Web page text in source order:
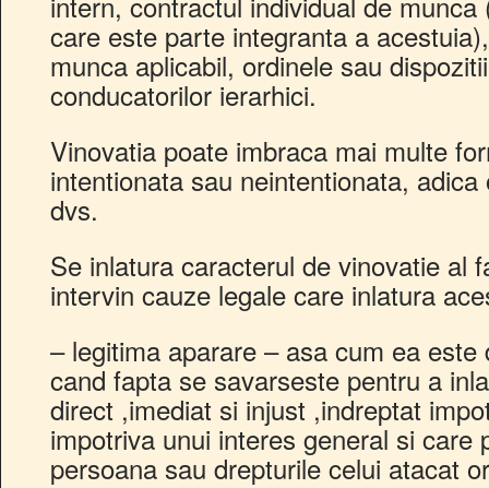
care este parte integranta a
munca aplicabil, ordinele sau
conducatorilor ierarhici.
Vinovatia poate imbraca mai multe
intentionata sau neintentionata,
dvs.
Se inlatura caracterul de vinovatie al
intervin cauze legale care inlatura
– legitima aparare – asa cum ea
cand fapta se savarseste pentru a
direct ,imediat si injust ,indreptat
impotriva unui interes general si care
persoana sau drepturile celui atacat